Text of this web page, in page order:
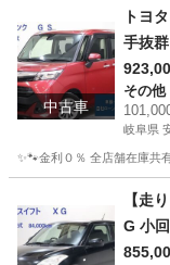
エス
中古車
トヨ
手抜
その他
岐阜県
✨🐾金利０％ 全店舗在庫共
その他
【走
G 小